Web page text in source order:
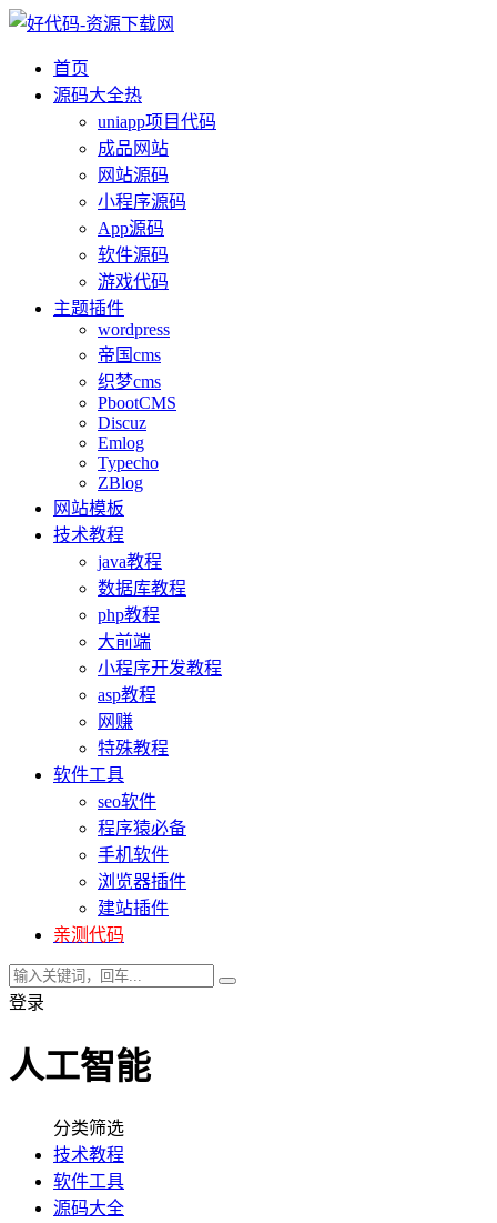
首页
源码大全热
uniapp项目代码
成品网站
网站源码
小程序源码
App源码
软件源码
游戏代码
主题插件
wordpress
帝国cms
织梦cms
PbootCMS
Discuz
Emlog
Typecho
ZBlog
网站模板
技术教程
java教程
数据库教程
php教程
大前端
小程序开发教程
asp教程
网赚
特殊教程
软件工具
seo软件
程序猿必备
手机软件
浏览器插件
建站插件
亲测代码
登录
人工智能
分类筛选
技术教程
软件工具
源码大全